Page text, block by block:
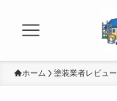
ホーム 塗装業者レビュー